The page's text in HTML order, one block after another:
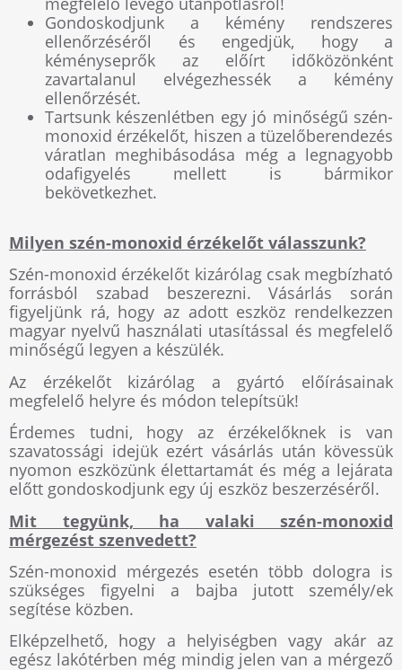
Gondoskodjunk a kémény rendszeres
ellenőrzéséről és engedjük, hogy a
kéményseprők az előírt időközönként
zavartalanul elvégezhessék a kémény
ellenőrzését.
Tartsunk készenlétben egy jó minőségű szén-
monoxid érzékelőt, hiszen a tüzelőberendezés
váratlan meghibásodása még a legnagyobb
odafigyelés mellett is bármikor
bekövetkezhet.
Milyen szén-monoxid érzékelőt válasszunk?
Szén-monoxid érzékelőt kizárólag csak megbízható
forrásból szabad beszerezni. Vásárlás során
figyeljünk rá, hogy az adott eszköz rendelkezzen
magyar nyelvű használati utasítással és megfelelő
minőségű legyen a készülék.
Az érzékelőt kizárólag a gyártó előírásainak
megfelelő helyre és módon telepítsük!
Érdemes tudni, hogy az érzékelőknek is van
szavatossági idejük ezért vásárlás után kövessük
nyomon eszközünk élettartamát és még a lejárata
előtt gondoskodjunk egy új eszköz beszerzéséről.
Mit tegyünk, ha valaki szén-monoxid
mérgezést szenvedett?
Szén-monoxid mérgezés esetén több dologra is
szükséges figyelni a bajba jutott személy/ek
segítése közben.
Elképzelhető, hogy a helyiségben vagy akár az
egész lakótérben még mindig jelen van a mérgező